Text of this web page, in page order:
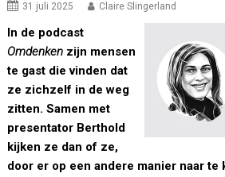
31 juli 2025 Claire Slingerland
In de podcast
Omdenken zijn mensen
te gast die vinden dat
ze zichzelf in de weg
zitten. Samen met
presentator Berthold
kijken ze dan of ze,
door er op een andere manier naar te